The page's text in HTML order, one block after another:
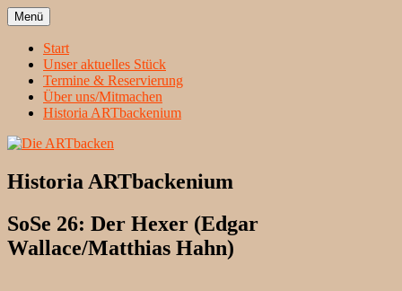
Zum
Inhalt
springen
Die ARTbacken
Menü
Start
Unser aktuelles Stück
Termine & Reservierung
Über uns/Mitmachen
Historia ARTbackenium
Historia ARTbackenium
SoSe 26: Der Hexer (Edgar
Wallace/Matthias Hahn)